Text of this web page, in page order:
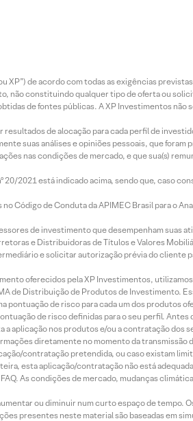
de acordo com todas as exigências
não constituindo qualquer tipo de oferta ou
de fontes públicas. A XP Investimentos
de alocação para cada perfil de
suas análises e opiniões pessoais, que
nas condições de mercado, e que sua(s)
2021 está indicado acima, sendo que, caso
Código de Conduta da APIMEC Brasil para o
de investimento que desempenham suas
e Distribuidoras de Títulos e Valores
e solicitar autorização prévia do cliente
oferecidos pela XP Investimentos,
de Distribuição de Produtos de Investimento.
pontuação de risco para cada um dos produtos
de risco definidas para o seu perfil.
aplicação nos produtos e/ou a contratação dos
diretamente no momento da transmissão
contratação pretendida, ou caso existam
esta aplicação/contratação não está
As condições de mercado, mudanças
ou diminuir num curto espaço de tempo.
presentes neste material são baseadas em